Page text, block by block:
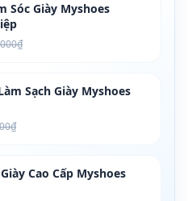
Sóc Giày Myshoes
Sạch Giày Myshoes
Cao Cấp Myshoes